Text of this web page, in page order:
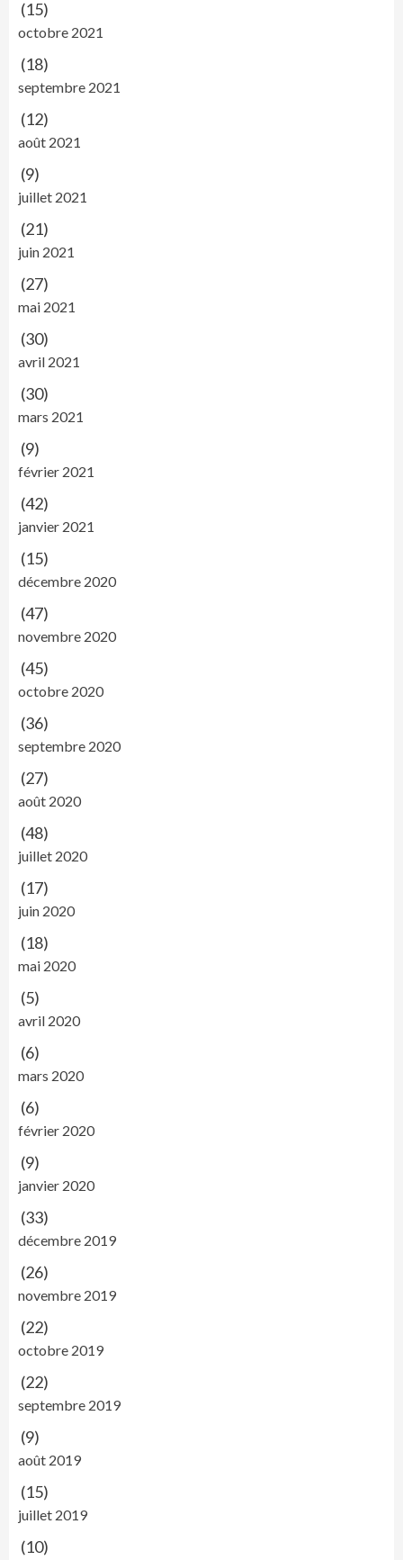
(15)
octobre 2021
(18)
septembre 2021
(12)
août 2021
(9)
juillet 2021
(21)
juin 2021
(27)
mai 2021
(30)
avril 2021
(30)
mars 2021
(9)
février 2021
(42)
janvier 2021
(15)
décembre 2020
(47)
novembre 2020
(45)
octobre 2020
(36)
septembre 2020
(27)
août 2020
(48)
juillet 2020
(17)
juin 2020
(18)
mai 2020
(5)
avril 2020
(6)
mars 2020
(6)
février 2020
(9)
janvier 2020
(33)
décembre 2019
(26)
novembre 2019
(22)
octobre 2019
(22)
septembre 2019
(9)
août 2019
(15)
juillet 2019
(10)